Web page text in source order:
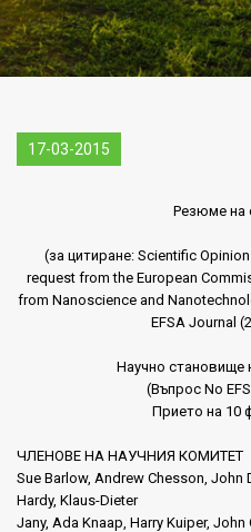
17-03-2015
Резюме на
(за цитиране: Scientific
request from the European
from Nanoscience and
EFSA Journal
Научно становище
(Въпрос No
Прието на 10
ЧЛЕНОВЕ НА НАУЧНИЯ КОМИТЕТ
Sue Barlow, Andrew Chesson, John
Hardy, Klaus-Dieter
Jany, Ada Knaap, Harry Kuiper, John